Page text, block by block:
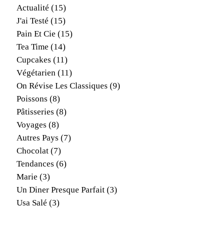
Actualité (15)
J'ai Testé (15)
Pain Et Cie (15)
Tea Time (14)
Cupcakes (11)
Végétarien (11)
On Révise Les Classiques (9)
Poissons (8)
Pâtisseries (8)
Voyages (8)
Autres Pays (7)
Chocolat (7)
Tendances (6)
Marie (3)
Un Diner Presque Parfait (3)
Usa Salé (3)